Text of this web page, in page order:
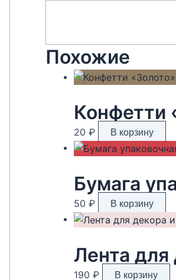
Похожие
Конфетти
20 ₽ В корзину
Бумага
50 ₽ В корзину
Лента для
190 ₽ В корзину